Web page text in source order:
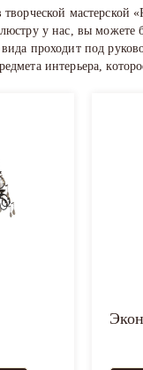
у нас, вы
проходит под
интерьера,